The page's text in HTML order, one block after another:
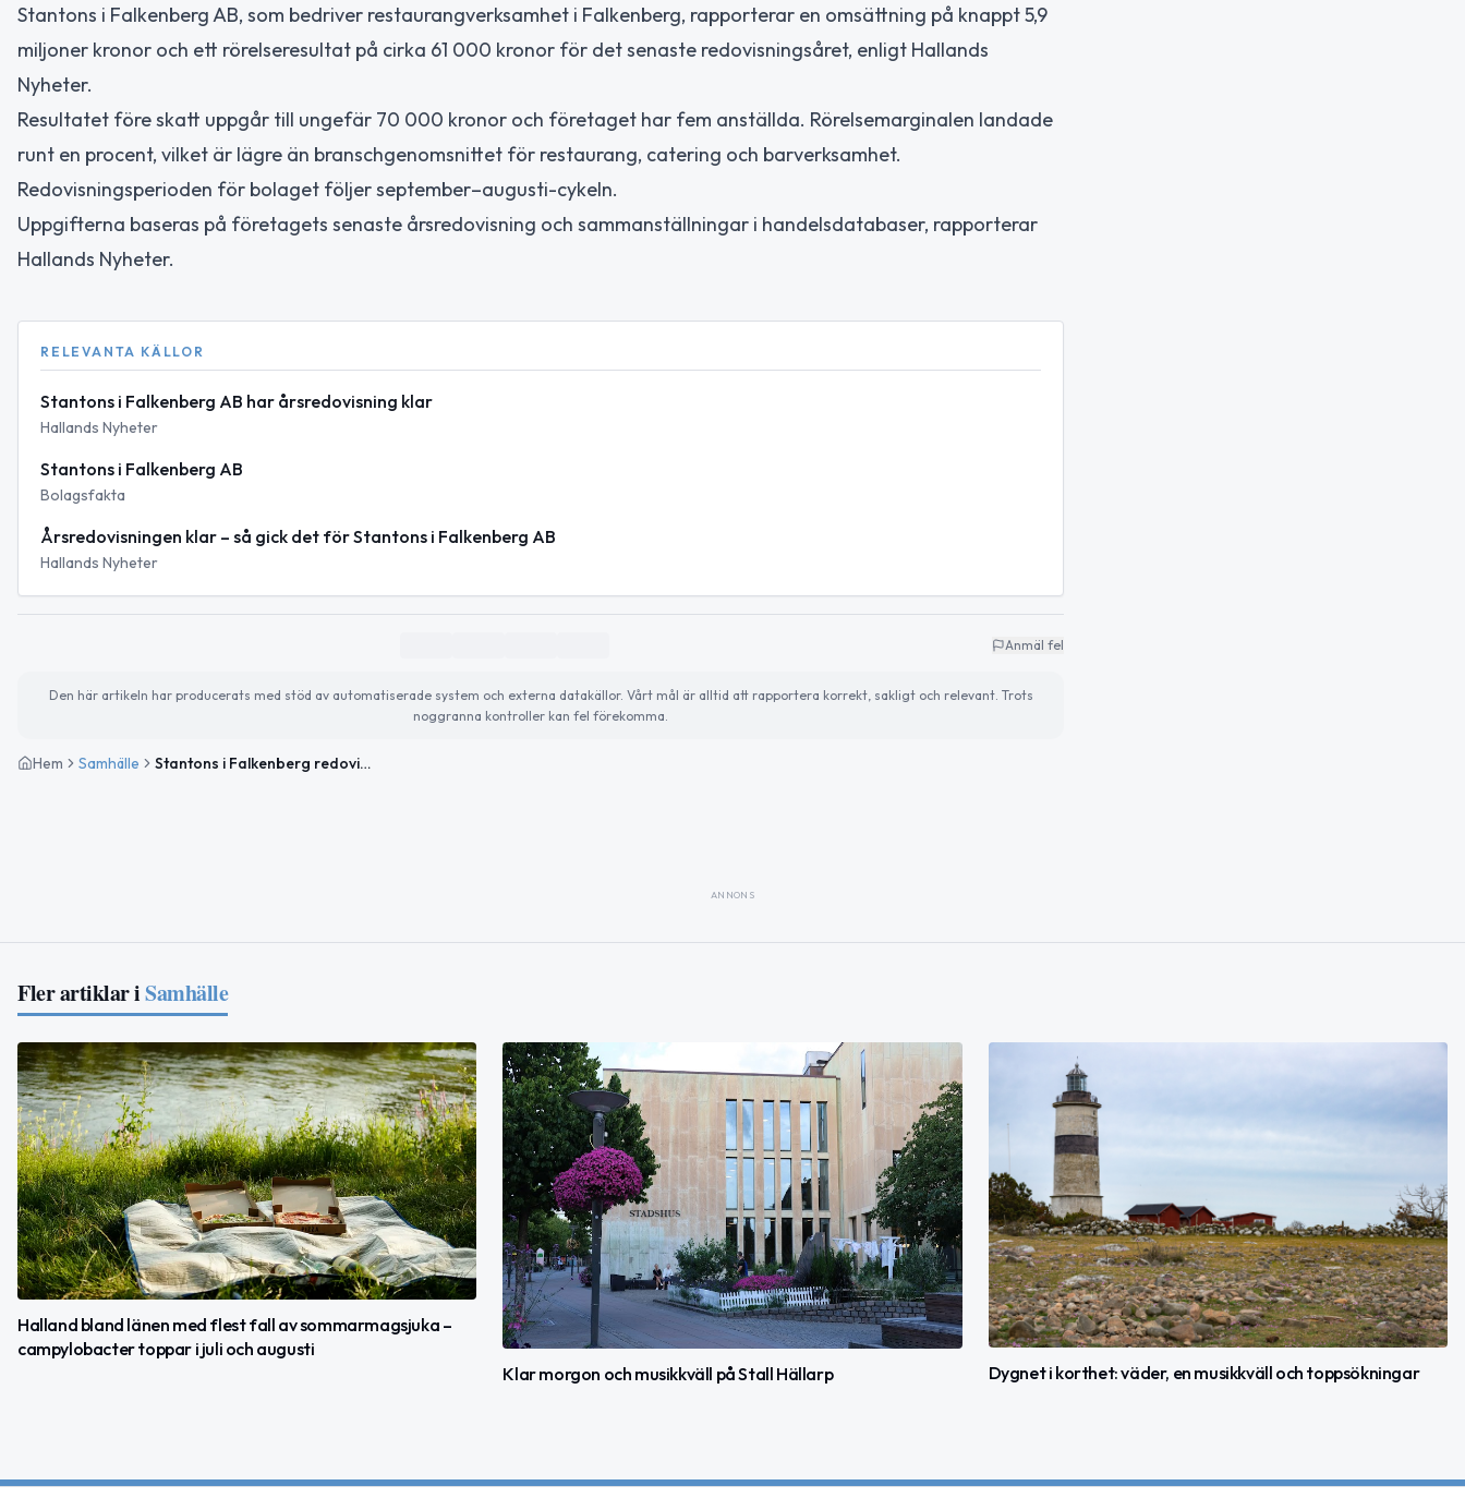
Stantons i Falkenberg AB, som bedriver restaurangverksamhet i Falkenberg, rapporterar en omsättning på knappt 5,9
miljoner kronor och ett rörelseresultat på cirka 61 000 kronor för det senaste redovisningsåret, enligt Hallands
Nyheter.
Resultatet före skatt uppgår till ungefär 70 000 kronor och företaget har fem anställda. Rörelsemarginalen landade
runt en procent, vilket är lägre än branschgenomsnittet för restaurang, catering och barverksamhet.
Redovisningsperioden för bolaget följer september–augusti-cykeln.
Uppgifterna baseras på företagets senaste årsredovisning och sammanställningar i handelsdatabaser, rapporterar
Hallands Nyheter.
RELEVANTA KÄLLOR
Stantons i Falkenberg AB har årsredovisning klar
Hallands Nyheter
Stantons i Falkenberg AB
Bolagsfakta
Årsredovisningen klar – så gick det för Stantons i Falkenberg AB
Hallands Nyheter
Anmäl fel
Den här artikeln har producerats med stöd av automatiserade system och externa datakällor. Vårt mål är alltid att rapportera korrekt, sakligt och relevant. Trots
noggranna kontroller kan fel förekomma.
Hem Samhälle Stantons i Falkenberg redovisar svagt rörelseresultat för senaste året
ANNONS
Fler artiklar iSamhälle
Halland bland länen med flest fall av sommarmagsjuka –
campylobacter toppar i juli och augusti
Klar morgon och musikkväll på Stall Hällarp
Dygnet i korthet: väder, en musikkväll och toppsökningar